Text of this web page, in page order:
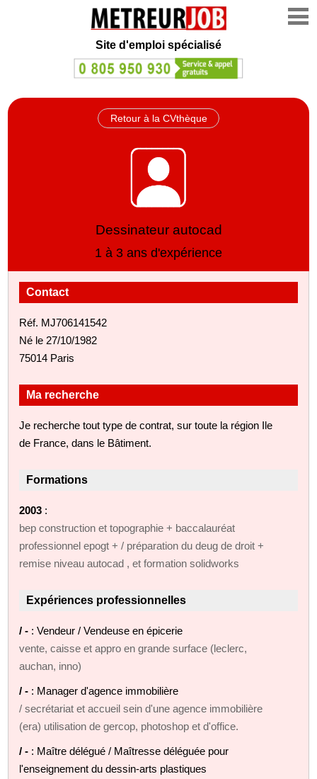
Site d'emploi spécialisé
Retour à la CVthèque
Dessinateur autocad
1 à 3 ans d'expérience
Contact
Réf. MJ706141542
Né le 27/10/1982
75014 Paris
Ma recherche
Je recherche tout type de contrat, sur toute la région Ile
de France, dans le Bâtiment.
Formations
2003 :
bep construction et topographie + baccalauréat
professionnel epogt + / préparation du deug de droit +
remise niveau autocad , et formation solidworks
Expériences professionnelles
/ - : Vendeur / Vendeuse en épicerie
vente, caisse et appro en grande surface (leclerc,
auchan, inno)
/ - : Manager d'agence immobilière
/ secrétariat et accueil sein d'une agence immobilière
(era) utilisation de gercop, photoshop et d'office.
/ - : Maître délégué / Maîtresse déléguée pour
l'enseignement du dessin-arts plastiques